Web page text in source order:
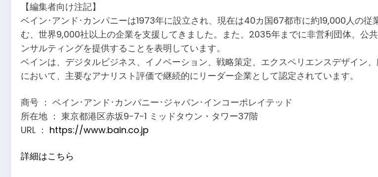
【編集者向け注記】
ベイン･アンド･カンパニーは1973年に設立され、現在は40カ国67都市に約19,000人の
む、世界9,000社以上の企業を支援してきました。また、2035年までに非営利団体、公
ンサルティングを提供することを表明しています。
ベインは、デジタルビジネス、イノベーション、戦略策定、エクスペリエンスデザイン
において、主要なアナリスト評価で継続的にリーダー企業として認定されています。
商号 ： ベイン･アンド･カンパニー･ジャパン･インコーポレイテッド
所在地 ： 東京都港区赤坂9-7-1 ミッドタウン・タワー37階
URL ： https://www.bain.co.jp
詳細はこちら